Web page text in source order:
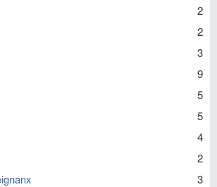
2
2
3
9
5
5
4
2
3